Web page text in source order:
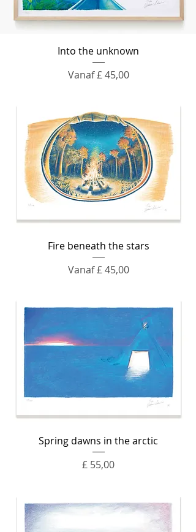
Into the unknown
Vanaf£ 45,00
Verkoopprijs
Fire beneath the stars
Vanaf£ 45,00
Verkoopprijs
Spring dawns in the arctic
Prijs
£ 55,00